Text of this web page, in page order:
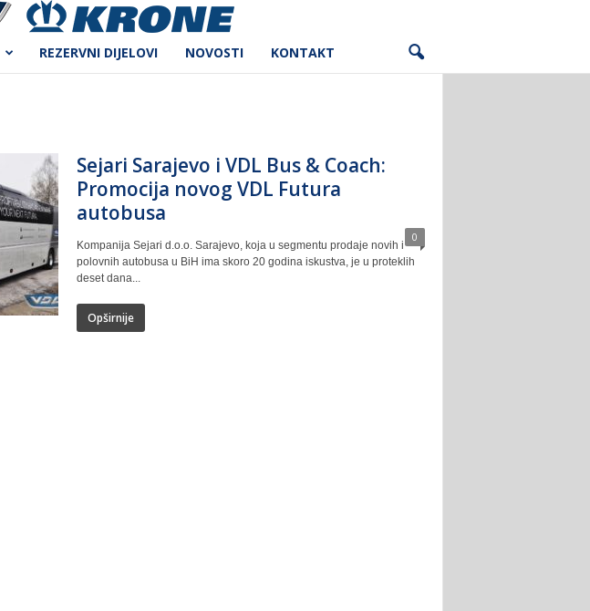
REZERVNI DIJELOVI NOVOSTI KONTAKT
Sejari Sarajevo i VDL Bus & Coach:
Promocija novog VDL Futura
autobusa
0
Kompanija Sejari d.o.o. Sarajevo, koja u segmentu prodaje novih i
polovnih autobusa u BiH ima skoro 20 godina iskustva, je u proteklih
deset dana...
Opširnije